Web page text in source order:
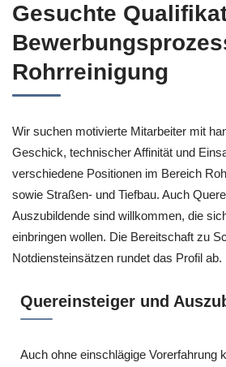
Gesuchte
Rohrreinigung
Wir suchen motivierte Mitarbeiter mit
Geschick, technischer Affinität und
verschiedene Positionen im Bereich
sowie Straßen- und Tiefbau. Auch
Auszubildende sind willkommen, die
einbringen wollen. Die Bereitschaft zu
Notdiensteinsätzen rundet das Profil ab.
Quereinsteiger und
Auch ohne einschlägige Vorerfahrung